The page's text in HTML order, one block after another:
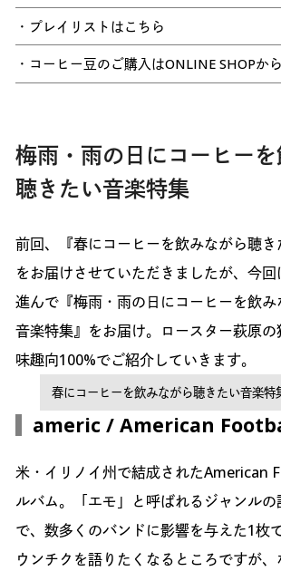
・プレイリストはこちら
・コーヒー豆のご購入はONLINE SHOPから
梅雨・雨の日にコーヒー
聴きたい音楽特集
前回、『春にコーヒーを飲みながら聴き
をお届けさせていただきましたが、今
進んで『梅雨・雨の日にコーヒーを飲
音楽特集』をお届け。ロースター萩原
味趣向100%でご紹介していきます。
春にコーヒーを飲みながら聴きたい音楽
americ / American
米・イリノイ州で結成されたAmerican
ルバム。「エモ」と呼ばれるジャンル
で、数多くのバンドに影響を与えた1枚
ウンチクを語りたくなるところですが、